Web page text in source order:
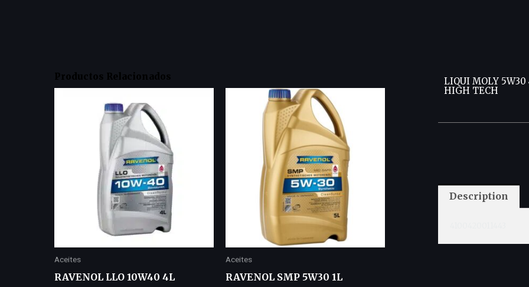
Productos Relacionados
Aceites
RAVENOL LLO 10W40 4L
Aceites
RAVENOL SMP 5W30 1L
LIQUI MOLY
HIGH TECH
Description